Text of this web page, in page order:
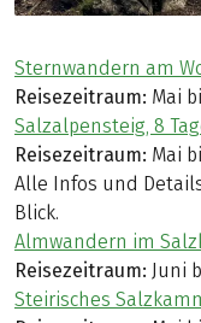
Sternwandern am
Reisezeitraum: Mai
Salzalpensteig, 8
Reisezeitraum: Mai
Alle Infos und
Blick.
Almwandern im
Reisezeitraum: Juni
Steirisches